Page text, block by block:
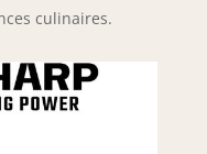
des tranches
sans
ni
culinaires.